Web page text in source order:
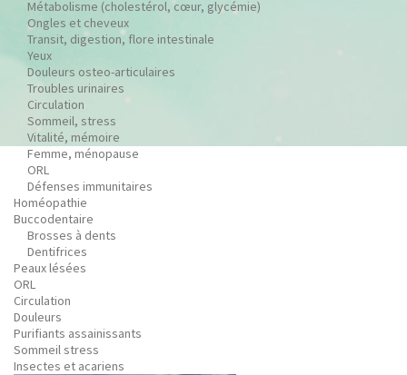
Métabolisme (cholestérol, cœur, glycémie)
Ongles et cheveux
Transit, digestion, flore intestinale
Yeux
Douleurs osteo-articulaires
Troubles urinaires
Circulation
Sommeil, stress
Vitalité, mémoire
Femme, ménopause
ORL
Défenses immunitaires
Homéopathie
Buccodentaire
Brosses à dents
Dentifrices
Peaux lésées
ORL
Circulation
Douleurs
Purifiants assainissants
Sommeil stress
Insectes et acariens